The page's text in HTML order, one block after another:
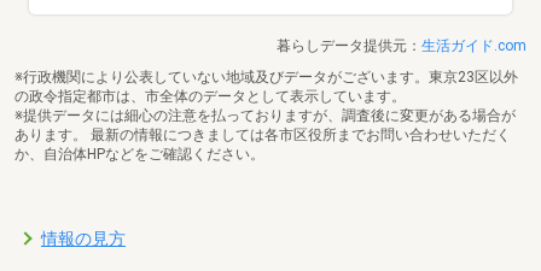
暮らしデータ提供元： 生活ガイド.com
※行政機関により公表していない地域及びデータがございます。東京23区以外
の政令指定都市は、市全体のデータとして表示しています。
※提供データには細心の注意を払っておりますが、調査後に変更がある場合が
あります。 最新の情報につきましては各市区役所までお問い合わせいただく
か、自治体HPなどをご確認ください。
情報の見方